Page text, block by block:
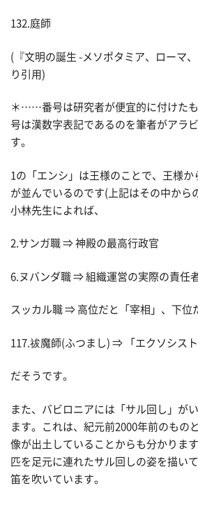
132.庭師
(『文明の誕生 -メソポタミア、ローマ
り引用)
＊……番号は研究者が便宜的に付けた
号は漢数字表記であるのを筆者がアラ
す。
1の「エンシ」は王様のことで、王様か
が並んでいるのです(上記はその中から
小林先生によれば、
2.サンガ職 ⇒ 神殿の最高行政官
6.ヌバンダ職 ⇒ 組織運営の実際の責任
スッカル職 ⇒ 高位だと「宰相」、下位
117.祓魔師(ふつまし) ⇒ 「エクソシス
だそうです。
また、バビロニアには「サル回し」が
ます。これは、紀元前2000年前のもの
像が出土していることからも分かりま
匹を足元に連れたサル回しの姿を描い
笛を吹いています。